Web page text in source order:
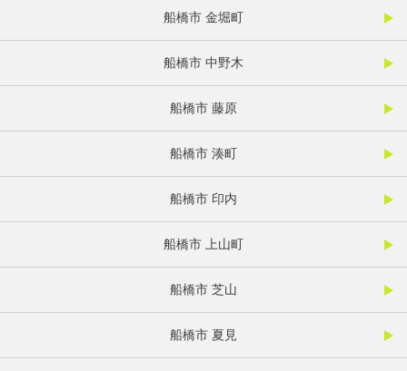
船橋市 金堀町
船橋市 中野木
船橋市 藤原
船橋市 湊町
船橋市 印内
船橋市 上山町
船橋市 芝山
船橋市 夏見